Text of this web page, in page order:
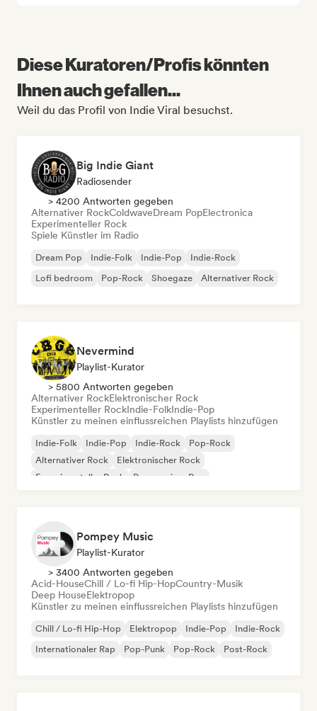
Diese Kuratoren/Profis könnten
Ihnen auch gefallen...
Weil du das Profil von Indie Viral besuchst.
Big Indie Giant
Radiosender
> 4200 Antworten gegeben
Alternativer RockColdwaveDream PopElectronica
Experimenteller Rock
Spiele Künstler im Radio
Dream Pop Indie-Folk Indie-Pop
Indie-Rock
Lofi bedroom
Pop-Rock Shoegaze Alternativer Rock
Nevermind
Playlist-Kurator
> 5800 Antworten gegeben
Alternativer RockElektronischer Rock
Experimenteller RockIndie-FolkIndie-Pop
Künstler zu meinen einflussreichen Playlists hinzufügen
Indie-Folk Indie-Pop Indie-Rock
Pop-Rock
Alternativer Rock
Elektronischer Rock
Experimenteller Rock
Progressiver Pop
Pompey Music
Playlist-Kurator
> 3400 Antworten gegeben
Acid-HouseChill / Lo-fi Hip-HopCountry-Musik
Deep HouseElektropop
Künstler zu meinen einflussreichen Playlists hinzufügen
Chill / Lo-fi Hip-Hop Elektropop Indie-Pop
Indie-Rock
Internationaler Rap
Pop-Punk Pop-Rock Post-Rock